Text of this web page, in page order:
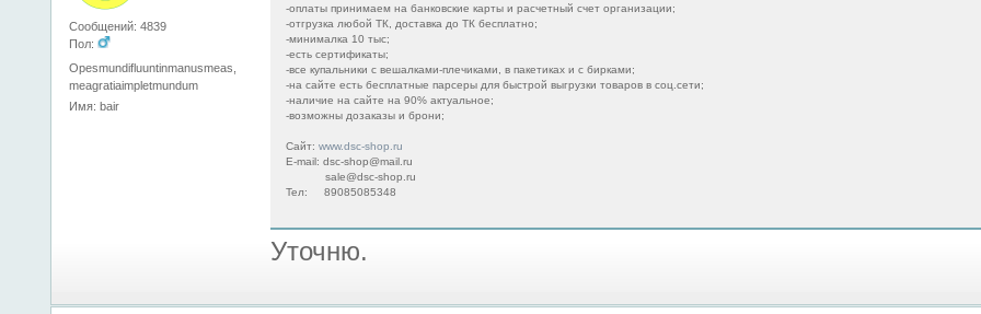
Сообщений: 4839
Пол:
Opesmundifluuntinmanusmeas,
meagratiaimpletmundum
Имя: bair
-оплаты принимаем на банковские карты и расчетный счет организации;
-отгрузка любой ТК, доставка до ТК бесплатно;
-минималка 10 тыс;
-есть сертификаты;
-все купальники с вешалками-плечиками, в пакетиках и с бирками;
-на сайте есть бесплатные парсеры для быстрой выгрузки товаров в соц.сети;
-наличие на сайте на 90% актуальное;
-возможны дозаказы и брони;
Сайт: www.dsc-shop.ru
E-mail: dsc-shop@mail.ru
sale@dsc-shop.ru
Тел: 89085085348
Уточню.